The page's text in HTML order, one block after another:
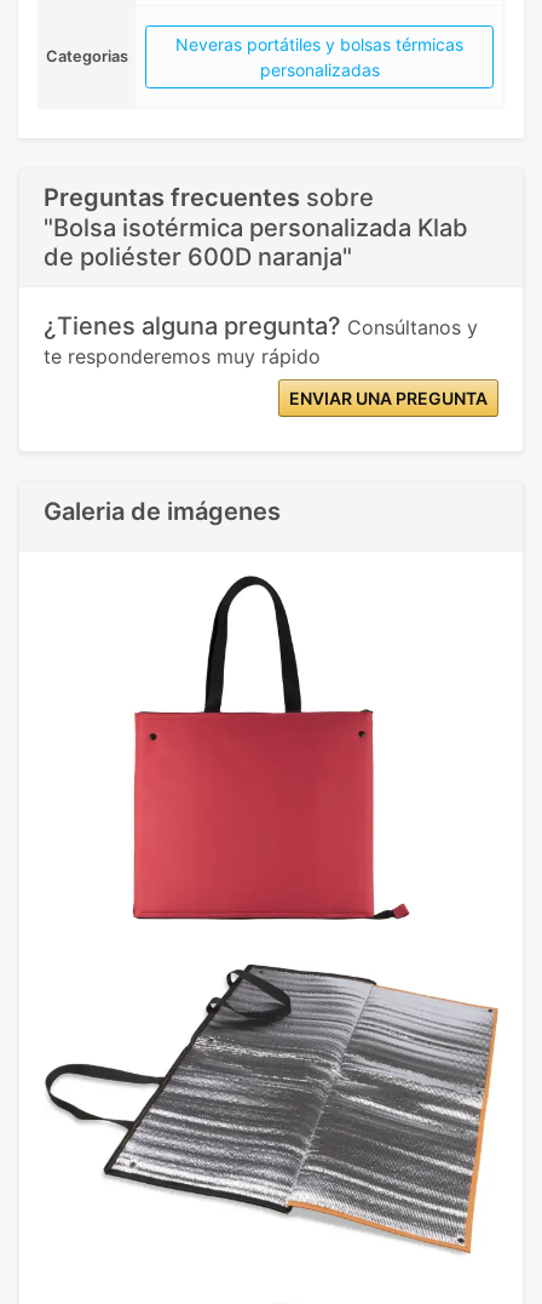
Categorias
Neveras portátiles y bolsas térmicas
personalizadas
Preguntas frecuentes sobre
"Bolsa isotérmica personalizada Klab
de poliéster 600D naranja"
¿Tienes alguna pregunta? Consúltanos y
te responderemos muy rápido
ENVIAR UNA PREGUNTA
Galeria de imágenes